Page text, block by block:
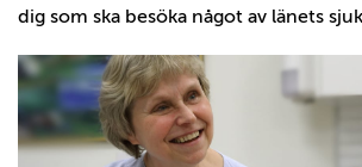
dig som ska besöka något av länets